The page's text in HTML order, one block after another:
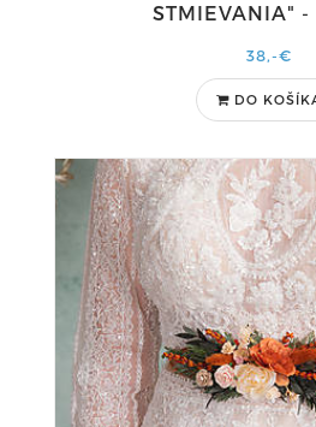
STMIEVANIA" -
38,-€
DO